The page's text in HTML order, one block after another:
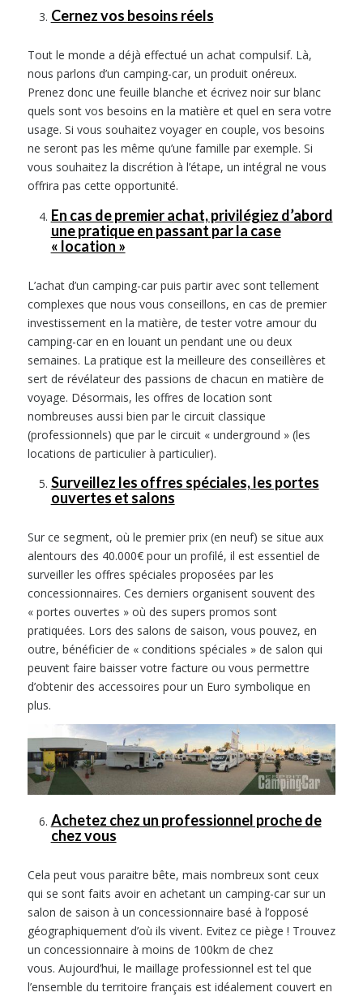
Cernez vos besoins réels
Tout le monde a déjà effectué un achat compulsif. Là,
nous parlons d’un camping-car, un produit onéreux.
Prenez donc une feuille blanche et écrivez noir sur blanc
quels sont vos besoins en la matière et quel en sera votre
usage. Si vous souhaitez voyager en couple, vos besoins
ne seront pas les même qu’une famille par exemple. Si
vous souhaitez la discrétion à l’étape, un intégral ne vous
offrira pas cette opportunité.
En cas de premier achat, privilégiez d’abord
une pratique en passant par la case
« location »
L’achat d’un camping-car puis partir avec sont tellement
complexes que nous vous conseillons, en cas de premier
investissement en la matière, de tester votre amour du
camping-car en en louant un pendant une ou deux
semaines. La pratique est la meilleure des conseillères et
sert de révélateur des passions de chacun en matière de
voyage. Désormais, les offres de location sont
nombreuses aussi bien par le circuit classique
(professionnels) que par le circuit « underground » (les
locations de particulier à particulier).
Surveillez les offres spéciales, les portes
ouvertes et salons
Sur ce segment, où le premier prix (en neuf) se situe aux
alentours des 40.000€ pour un profilé, il est essentiel de
surveiller les offres spéciales proposées par les
concessionnaires. Ces derniers organisent souvent des
« portes ouvertes » où des supers promos sont
pratiquées. Lors des salons de saison, vous pouvez, en
outre, bénéficier de « conditions spéciales » de salon qui
peuvent faire baisser votre facture ou vous permettre
d’obtenir des accessoires pour un Euro symbolique en
plus.
Achetez chez un professionnel proche de
chez vous
Cela peut vous paraitre bête, mais nombreux sont ceux
qui se sont faits avoir en achetant un camping-car sur un
salon de saison à un concessionnaire basé à l’opposé
géographiquement d’où ils vivent. Evitez ce piège ! Trouvez
un concessionnaire à moins de 100km de chez
vous. Aujourd’hui, le maillage professionnel est tel que
l’ensemble du territoire français est idéalement couvert en